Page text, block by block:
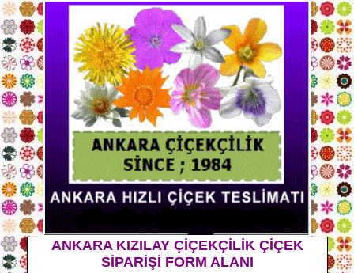
ANKARA KIZILAY ÇİÇEKÇİLİK ÇİÇEK
SİPARİŞİ FORM ALANI